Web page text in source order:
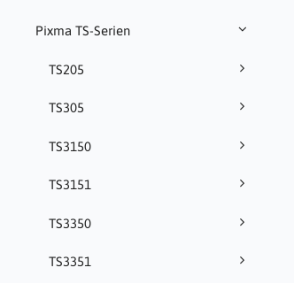
Pixma TS-Serien
TS205
TS305
TS3150
TS3151
TS3350
TS3351